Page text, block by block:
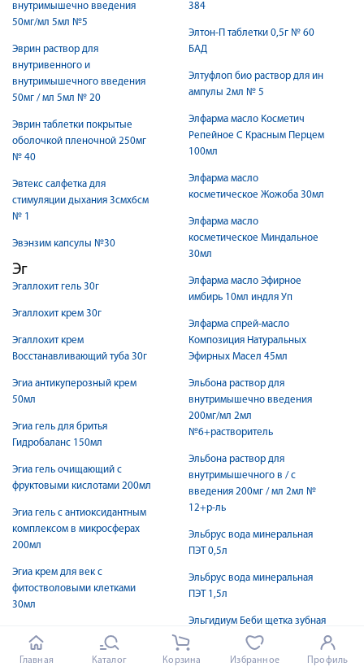
внутримышечно введения
50мг/мл 5мл №5
Эврин раствор для
внутривенного и
внутримышечного введения
50мг / мл 5мл № 20
Эврин таблетки покрытые
оболочкой пленочной 250мг
№ 40
Эвтекс салфетка для
стимуляции дыхания 3смх6см
№ 1
Эвэнзим капсулы №30
Эг
Эгаллохит гель 30г
Эгаллохит крем 30г
Эгаллохит крем
Восстанавливающий туба 30г
Эгиа антикуперозный крем
50мл
Эгиа гель для бритья
Гидрoбаланс 150мл
Эгиа гель очищающий с
фруктовыми кислотами 200мл
Эгиа гель с антиоксидантным
комплексом в микросферах
200мл
Эгиа крем для век с
фитостволовыми клетками
30мл
увлажняющий матирующий
50мл
384
Элтон-П таблетки 0,5г № 60
БАД
Элтуфлоп био раствор для ин
ампулы 2мл № 5
Элфарма масло Косметич
Репейное С Красным Перцем
100мл
Элфарма масло
косметическое Жожоба 30мл
Элфарма масло
косметическое Миндальное
30мл
Элфарма масло Эфирное
имбирь 10мл индля Уп
Элфарма спрей-масло
Композиция Натуральных
Эфирных Масел 45мл
Эльбона раствор для
внутримышечно введения
200мг/мл 2мл
№6+растворитель
Эльбона раствор для
внутримышечного в / с
введения 200мг / мл 2мл №
12+р-ль
Эльбрус вода минеральная
ПЭТ 0,5л
Эльбрус вода минеральная
ПЭТ 1,5л
Эльгидиум Беби щетка зубная
детская
Эльгидиум зубная паста-гель
Главная Каталог Корзина Избранное Профиль